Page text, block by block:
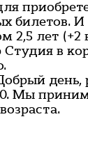
билетов.
2,5 лет (+2
в
день,
Мы